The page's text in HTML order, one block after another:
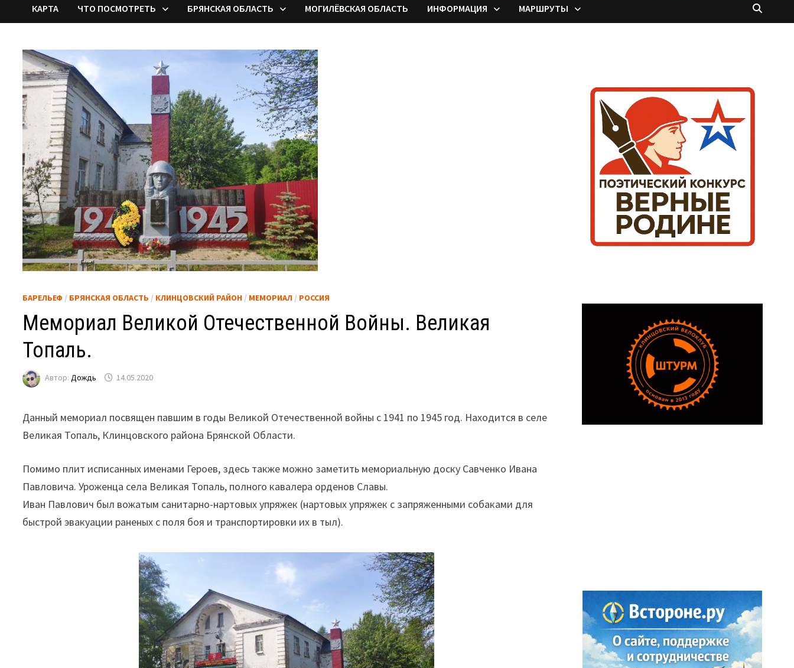
КАРТА ЧТО ПОСМОТРЕТЬ БРЯНСКАЯ ОБЛАСТЬ МОГИЛЁВСКАЯ ОБЛАСТЬ ИНФОРМАЦИЯ МАРШРУТЫ
БАРЕЛЬЕФ / БРЯНСКАЯ ОБЛАСТЬ / КЛИНЦОВСКИЙ РАЙОН / МЕМОРИАЛ / РОССИЯ
Мемориал Великой Отечественной Войны. Великая
Топаль.
Автор:Дождь 14.05.2020
Данный мемориал посвящен павшим в годы Великой Отечественной войны с 1941 по 1945 год. Находится в селе
Великая Топаль, Клинцовского района Брянской Области.
Помимо плит исписанных именами Героев, здесь также можно заметить мемориальную доску Савченко Ивана
Павловича. Уроженца села Великая Топаль, полного кавалера орденов Славы.
Иван Павлович был вожатым санитарно-нартовых упряжек (нартовых упряжек с запряженными собаками для
быстрой эвакуации раненых с поля боя и транспортировки их в тыл).